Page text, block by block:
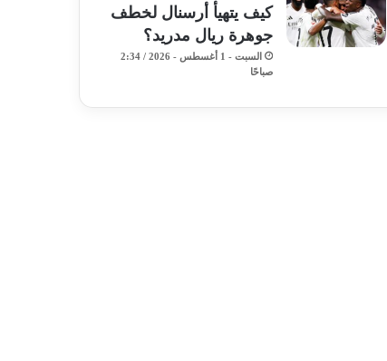
كيف يتهيأ أرسنال لخطف
جوهرة ريال مدريد؟
السبت - 1 أغسطس - 2026 / 2:34
صباحًا